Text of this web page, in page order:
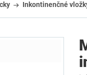
Inkontinenčné